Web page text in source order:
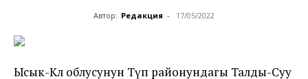
Автор: Редакция - 17/05/2022
Ысык-Көл облусунун Түп районундагы Талды-Суу